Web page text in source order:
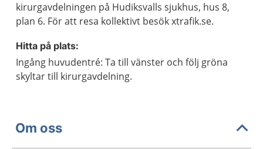
kirurgavdelningen på Hudiksvalls sjukhus, hus 8,
plan 6. För att resa kollektivt besök xtrafik.se.
Hitta på plats:
Ingång huvudentré: Ta till vänster och följ gröna
skyltar till kirurgavdelning.
Om oss